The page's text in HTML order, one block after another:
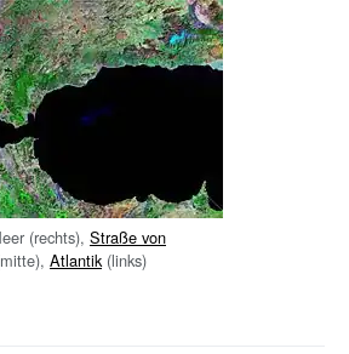
(rechts), Straße von
Atlantik(links)